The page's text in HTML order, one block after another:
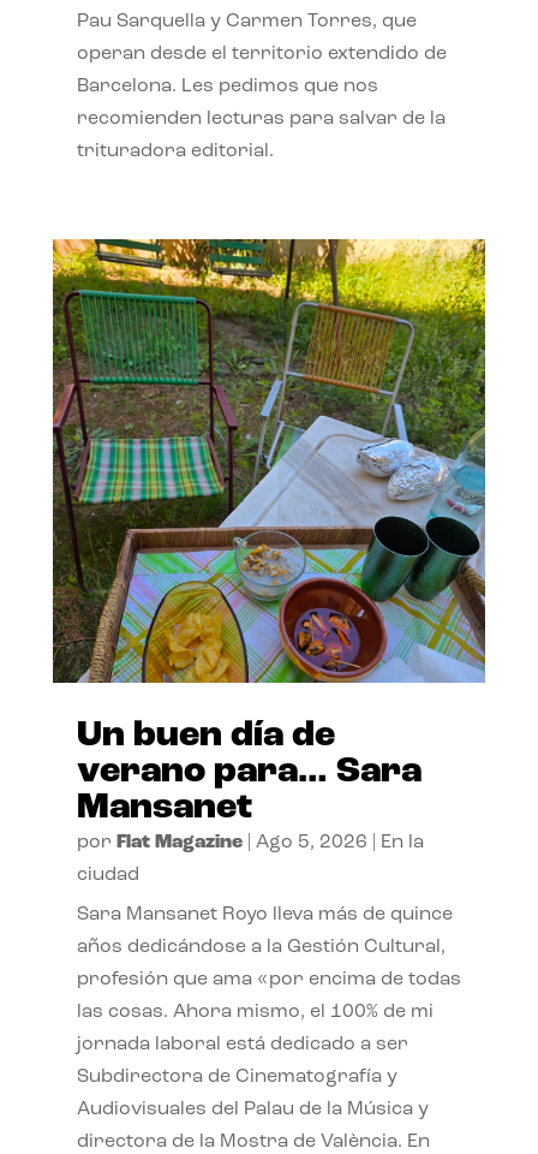
Pau Sarquella y Carmen Torres, que
operan desde el territorio extendido de
Barcelona. Les pedimos que nos
recomienden lecturas para salvar de la
trituradora editorial.
Un buen día de
verano para… Sara
Mansanet
por Flat Magazine| Ago 5, 2026
En la
ciudad
Sara Mansanet Royo lleva más de quince
años dedicándose a la Gestión Cultural,
profesión que ama «por encima de todas
las cosas. Ahora mismo, el 100% de mi
jornada laboral está dedicado a ser
Subdirectora de Cinematografía y
Audiovisuales del Palau de la Música y
directora de la Mostra de València. En